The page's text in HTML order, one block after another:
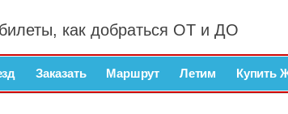
как добраться ОТ и ДО
Заказать Маршрут Летим Купить